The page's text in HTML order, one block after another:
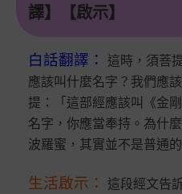
譯】【啟示】
白話翻譯 ： 這時，須菩
應該叫什麼名字？我們應
提：「這部經應該叫《金
名字，你應當奉持。為什
波羅蜜，其實並不是普通
生活啟示 ： 這段經文告